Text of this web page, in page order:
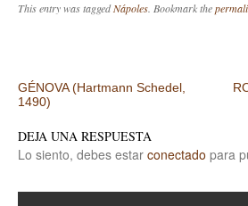
This entry was taggedNápoles. Bookmark the
Post navigation
GÉNOVA (Hartmann Schedel,
1490)
DEJA UNA RESPUESTA
Lo siento, debes estar conectado para